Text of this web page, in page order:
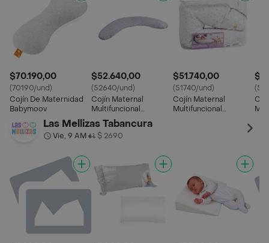
$70.190,00
(70190/und)
Cojín De Maternidad
Babymoov
$52.640,00
(52640/und)
Cojín Maternal
Multifuncional
Amamantas
$51.740,00
(51740/und)
Cojín Maternal
Multifuncional
Las Mellizas Tabancura
Vie, 9 AM• $ 2690